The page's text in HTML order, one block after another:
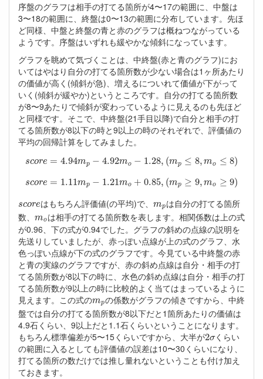
序盤のグラフは相手の打てる箇所が4〜17の範囲に、中盤は
3〜18の範囲に、終盤は0〜13の範囲に分布しています。先ほ
ど同様、中盤と終盤の青と赤のグラフは概ねつながっている
ようです。序盤はいずれも緩やかな傾斜になっています。
グラフを眺めて気づくことは、中終盤(赤と青のグラフ)にお
いてはやはり自分の打てる箇所数が少ない場合は1ヶ所あたり
の価値が高く(傾斜が急)、増えるについれて価値が下がって
いく(傾斜が緩やか)というところです。自分の打てる箇所数
が8〜9あたりで傾斜が変わっているように見えるのも先ほど
と同様です。そこで、中終盤(21手目以降)で自分と相手の打
てる箇所数が8以下の時と9以上の時のそれぞれで、評価値の
平均の回帰計算をしてみました。
score = 4.94mp − 4.92mo − 1.28, (mp ≤ 8, mo ≤ 8)
sc = 4.94 −4.92m 1.28 (m ≤8 ,mo≤ 8)
score = 1.11mp − 1.21mo + 0.85, (mp ≥ 9, mo ≥ 9)
sc e= 1.11 − 1.21m o 0.85 (m ≥9 ,mo≥ 9)
score
scoreはもちろん評価値(の平均)で、 mp
mpは自分の打てる箇所
数、
mo
moは相手の打てる箇所数を表します。相関係数は上の式
が0.96、下の式が0.94でした。グラフの斜めの点線の説明を
先送りしていましたが、赤っぽい点線が上の式のグラフ、水
色っぽい点線が下の式のグラフです。今見ている中終盤の赤
と青の実線のグラフですが、赤の斜め点線は自分・相手の打
てる箇所数が8以下の時に、水色の斜め点線は自分・相手の打
てる箇所数が9以上の時に比較的よく当てはまっているように
見えます。この式のmp
mpの係数がグラフの傾きですから、中終
盤では自分の打てる箇所数が8以下だと1箇所あたりの価値は
4.9石くらい、9以上だと1.1石くらいということになります。
もちろん標準偏差が5〜15くらいですから、大半が2σ
2σくらい
の範囲に入るとしても評価値の誤差は10〜30くらいになり、
打てる箇所の数だけでは推し量れないということも付け加え
ておきます。